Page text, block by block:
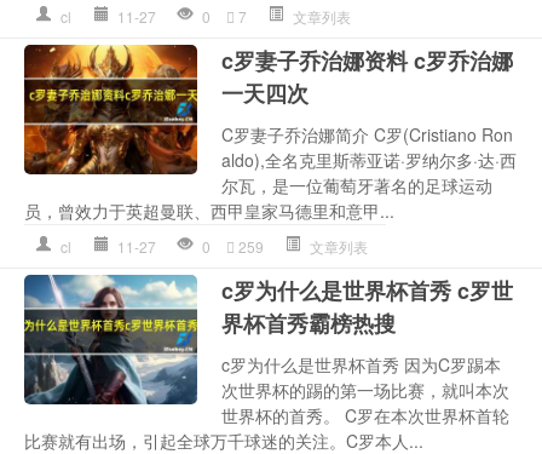
cl 11-27 0 7 文章列表
c罗妻子乔治娜资料 c罗乔治娜
一天四次
C罗妻子乔治娜简介 C罗(Cristiano Ron
aldo),全名克里斯蒂亚诺·罗纳尔多·达·西
尔瓦，是一位葡萄牙著名的足球运动
员，曾效力于英超曼联、西甲皇家马德里和意甲...
cl 11-27 0 259 文章列表
c罗为什么是世界杯首秀 c罗世
界杯首秀霸榜热搜
c罗为什么是世界杯首秀 因为C罗踢本
次世界杯的踢的第一场比赛，就叫本次
世界杯的首秀。 C罗在本次世界杯首轮
比赛就有出场，引起全球万千球迷的关注。C罗本人...